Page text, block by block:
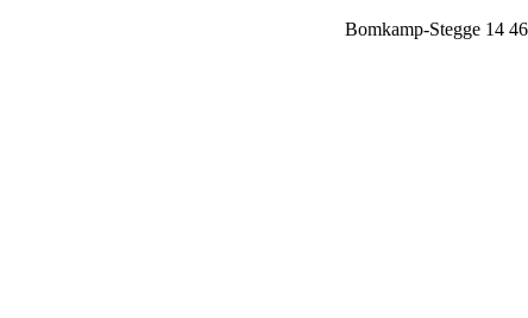
Bomkamp-Stegge 14